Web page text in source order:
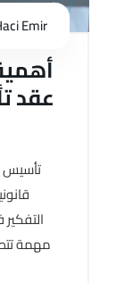
Emir
عقد
تأسيس
مهمة